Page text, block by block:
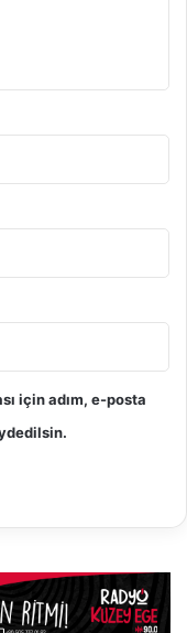
için adım, e-posta